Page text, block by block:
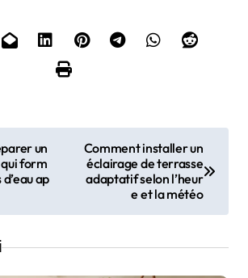
un
form
ap
Comment installer un
éclairage de terrasse
adaptatif selon l’heur
e et la météo